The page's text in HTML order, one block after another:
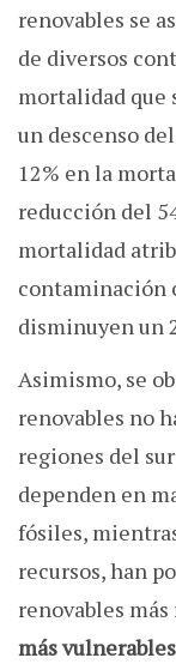
renovables se
de diversos
mortalidad que
un descenso
12% en la
reducción del
mortalidad
contaminación
disminuyen un
Asimismo, se
renovables no
regiones del
dependen en
fósiles,
recursos, han
renovables
más